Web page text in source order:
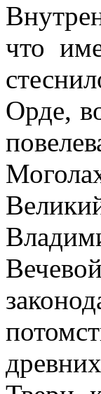
что
Орде,